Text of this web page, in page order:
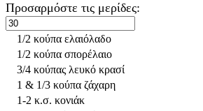
Προσαρμόστε τις μερίδες:
1/2 κούπα ελαιόλαδο
1/2 κούπα σπορέλαιο
3/4 κούπας λευκό κρασί
1 & 1/3 κούπα ζάχαρη
1-2 κ.σ. κονιάκ